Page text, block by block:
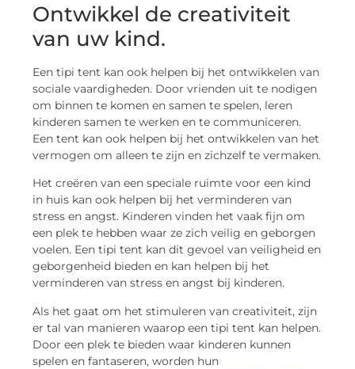
Ontwikkel de creativiteit
van uw kind.
Een tipi tent kan ook helpen bij het ontwikkelen van
sociale vaardigheden. Door vrienden uit te nodigen
om binnen te komen en samen te spelen, leren
kinderen samen te werken en te communiceren.
Een tent kan ook helpen bij het ontwikkelen van het
vermogen om alleen te zijn en zichzelf te vermaken.
Het creëren van een speciale ruimte voor een kind
in huis kan ook helpen bij het verminderen van
stress en angst. Kinderen vinden het vaak fijn om
een plek te hebben waar ze zich veilig en geborgen
voelen. Een tipi tent kan dit gevoel van veiligheid en
geborgenheid bieden en kan helpen bij het
verminderen van stress en angst bij kinderen.
Als het gaat om het stimuleren van creativiteit, zijn
er tal van manieren waarop een tipi tent kan helpen.
Door een ​​plek te bieden waar kinderen kunnen
spelen en fantaseren, worden hun